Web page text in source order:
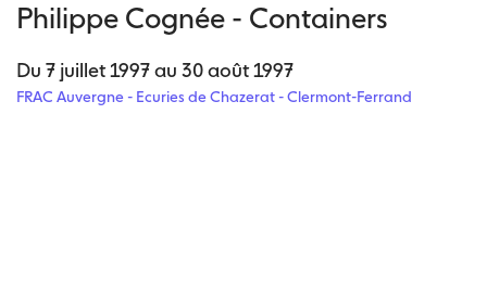
Philippe Cognée - Containers
Du 7 juillet 1997 au 30 août 1997
FRAC Auvergne - Ecuries de Chazerat - Clermont-Ferrand